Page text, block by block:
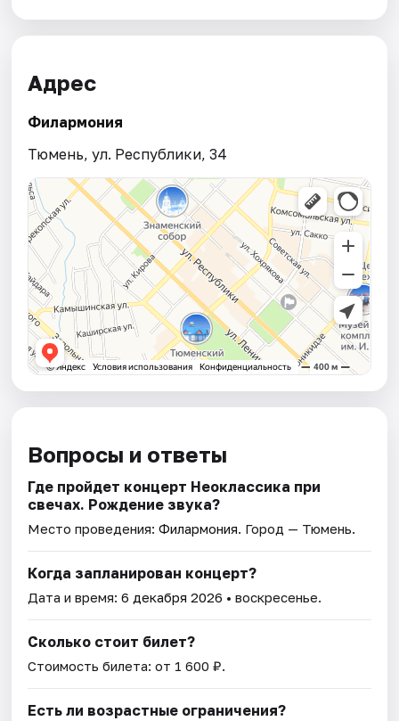
Адрес
Филармония
Тюмень, ул. Республики, 34
Вопросы и ответы
Где пройдет концерт Неоклассика при
свечах. Рождение звука?
Место проведения:Филармония. Город — Тюмень.
Когда запланирован концерт?
Дата и время:6 декабря 2026 • воскресенье.
Сколько стоит билет?
Стоимость билета: от 1 600 ₽.
Есть ли возрастные ограничения?